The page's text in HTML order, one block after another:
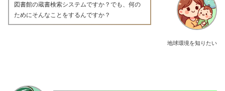
地球環境を知りたい
図書館の蔵書検索システムですか？でも、何の
ためにそんなことをするんですか？